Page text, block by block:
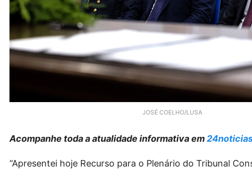
JOSÉ COELHO/LUSA
Acompanhe toda a atualidade informativa em
“Apresentei hoje Recurso para o Plenário do Tribunal